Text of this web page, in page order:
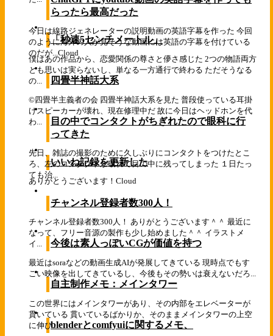
らったら最高だった
今日は線路ジェネレーターの説明動画の英語字幕を作った 今回
のように海外の人が見そうな動画には英語の字幕を付けている
のだが...Cloud
「秒速5センチメートル」
僕はあの作品から、恋愛関係の尊さと儚さ感じた 2つの物語両方
とも思いは実らないし、単なる一方通行で終わる ただそうなる
の...
四畳半神話大系
©四畳半主義者の会 四畳半神話大系を見た 普段使っている耳掛
けスピーカーが壊れ、現在修理中だ 故に今日はヘッドホンを代
わ...
目の中でコンタクトがちぎれたので眼科に行
ってきた
先日、雑誌の撮影のために久しぶりにコンタクトをつけたとこ
ろ、左のコンタクトが破れて目の中に残ってしまった １日たっ
ても治...
いいね記録を更新した
ありがとうございます！ Cloud
チャンネル登録者数300人！
チャンネル登録者数300人！ ありがとうございます＾＾ 最近に
なって、フリー音源の製作も少し始めました＾＾ イラストメ
イ...
今後は素人っぽいCGが価値を持つ
最近はsoraなどの動画生成AIが発展してきている 現時点でもす
ごい映像を出してきているし、今後もその勢いは衰えないだろ...
自主制作メモ：メインタワー
この世界にはメインタワーがあり、その内部をエレベーターが
貫いている 貫いているばかりか、そのままメインタワーの上空
に伸び...blenderとcomfyuiに関するメモ、